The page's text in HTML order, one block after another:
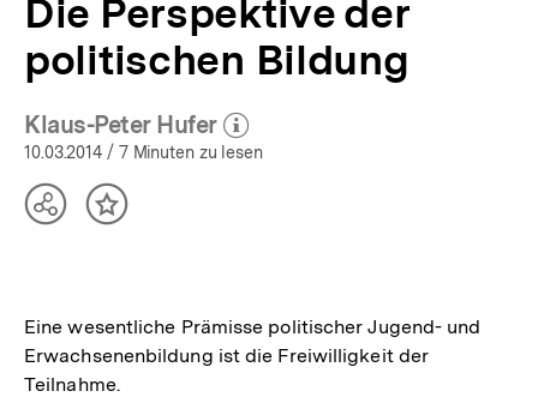
Die Perspektive der
politischen Bildung
Klaus-Peter Hufer
(Mehr zum Autor)
öffnen
10.03.2014 / 7 Minuten zu lesen
TeilenInhalt
Eine wesentliche Prämisse politischer Jugend- und
Erwachsenenbildung ist die Freiwilligkeit der
Teilnahme.